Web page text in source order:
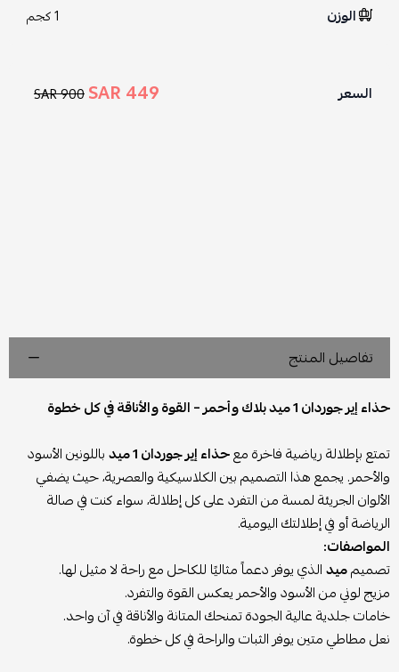
الوزن 1 كجم
السعر 449 SAR
900 SAR
تفاصيل المنتج
حذاء إير جوردان 1 ميد بلاك وأحمر – القوة والأناقة في كل خطوة
تمتع بإطلالة رياضية فاخرة معحذاء إير جوردان 1 ميد
باللونين الأسود
والأحمر. يجمع هذا التصميم بين الكلاسيكية والعصرية، حيث يضفي
الألوان الجريئة لمسة من التفرد على كل إطلالة، سواء كنت في صالة
الرياضة أو في إطلالتك اليومية.
المواصفات:
تصميمميدالذي يوفر دعماً مثاليًا للكاحل مع راحة لا مثيل لها.
مزيج لوني من الأسود والأحمر يعكس القوة والتفرد.
خامات جلدية عالية الجودة تمنحك المتانة والأناقة في آن واحد.
نعل مطاطي متين يوفر الثبات والراحة في كل خطوة.